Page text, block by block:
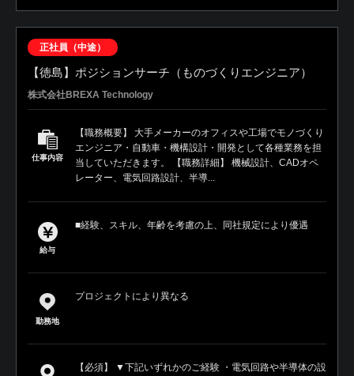
正社員（中途）
【徳島】ポジションサーチ（ものづくりエンジニア）
株式会社BREXA Technology
仕事内容
【職務概要】 大手メーカーのオフィスや工場でモノづくり
エンジニア・自動車・機構設計・開発として各種業務を担
当していただきます。 【職務詳細】 機械設計、CADオペ
レーター、電気回路設計、半導...
給与
■経験、スキル、年齢を考慮の上、同社規定により優遇
勤務地
プロジェクトにより異なる
【必須】 ▼下記いずれかのご経験 ・電気回路や半導体の設